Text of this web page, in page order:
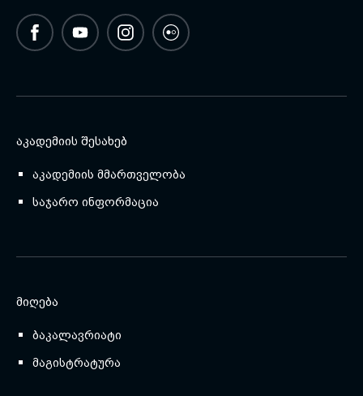
ᲐᲙᲐᲓᲔᲛᲘᲘᲡ ᲨᲔᲡᲐᲮᲔᲑ
აკადემიის მმართველობა
საჯარო ინფორმაცია
ᲛᲘᲦᲔᲑᲐ
ბაკალავრიატი
მაგისტრატურა